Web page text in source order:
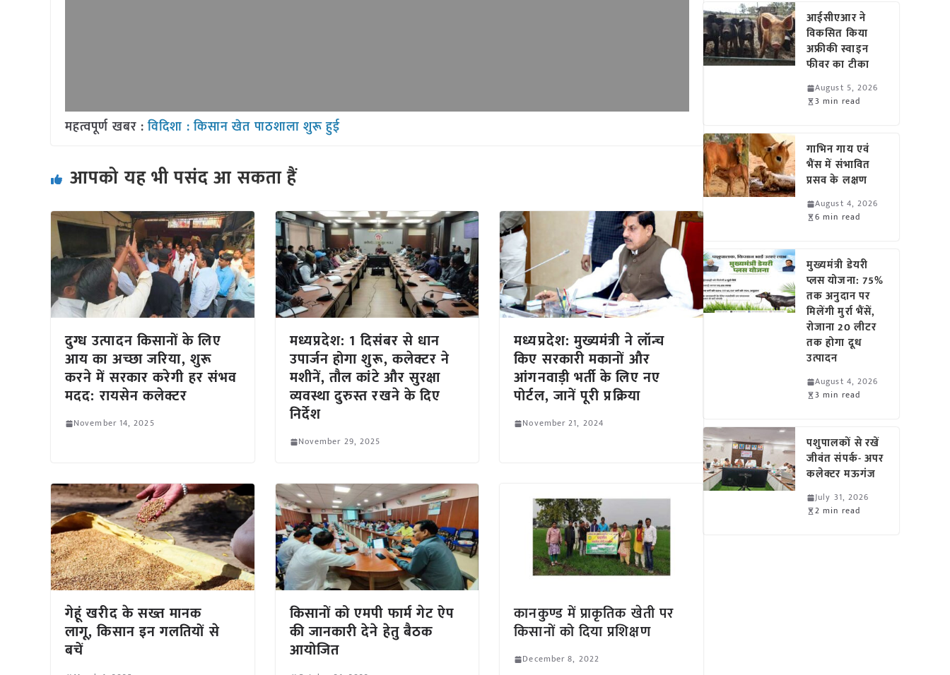
महत्वपूर्ण खबर :विदिशा : किसान खेत पाठशाला शुरू हुई
आपको यह भी पसंद आ सकता हैं
दुग्ध उत्पादन किसानों के लिए
आय का अच्छा जरिया, शुरू
करने में सरकार करेगी हर संभव
मदद: रायसेन कलेक्टर
November 14, 2025
मध्यप्रदेश: 1 दिसंबर से धान
उपार्जन होगा शुरू, कलेक्टर ने
मशीनें, तौल कांटे और सुरक्षा
व्यवस्था दुरुस्त रखने के दिए
निर्देश
November 29, 2025
मध्यप्रदेश: मुख्यमंत्री ने लॉन्च
किए सरकारी मकानों और
आंगनवाड़ी भर्ती के लिए नए
पोर्टल, जानें पूरी प्रक्रिया
November 21, 2024
गेहूं खरीद के सख्त मानक
लागू, किसान इन गलतियों से
बचें
किसानों को एमपी फार्म गेट ऐप
की जानकारी देने हेतु बैठक
आयोजित
कानकुण्ड में प्राकृतिक खेती पर
किसानों को दिया प्रशिक्षण
December 8, 2022
आईसीएआर ने
विकसित किया
अफ्रीकी स्वाइन
फीवर का टीका
August 5, 2026
3 min read
गाभिन गाय एवं
भैंस में संभावित
प्रसव के लक्षण
August 4, 2026
6 min read
मुख्यमंत्री डेयरी
प्लस योजना: 75%
तक अनुदान पर
मिलेंगी मुर्रा भैंसें,
रोजाना 20 लीटर
तक होगा दूध
उत्पादन
August 4, 2026
3 min read
पशुपालकों से रखें
जीवंत संपर्क- अपर
कलेक्टर मऊगंज
July 31, 2026
2 min read